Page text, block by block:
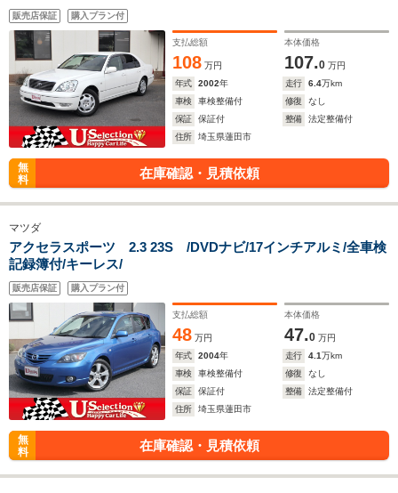
ン/前席パワーシート/リア電動サンシェード/純正アルミ/エアサ
ス/
販売店保証 購入プラン付
支払総額
108 万円
本体価格
107.0 万円
年式
2002年 走行 6.4万km
車検
車検整備付 修復
なし
保証
保証付 整備
法定整備付
住所
埼玉県蓮田市
無
料
在庫確認・見積依頼
マツダ
アクセラスポーツ 2.3 23S /DVDナビ/17インチアルミ/全車検
記録簿付/キーレス/
販売店保証 購入プラン付
支払総額
48 万円
本体価格
47.0 万円
年式
2004年 走行 4.1万km
車検
車検整備付 修復
なし
保証
保証付 整備
法定整備付
住所
埼玉県蓮田市
無
料
在庫確認・見積依頼